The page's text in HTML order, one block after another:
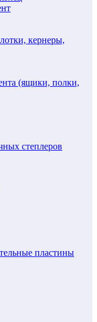
кернеры,
(ящики, полки,
степлеров
пластины